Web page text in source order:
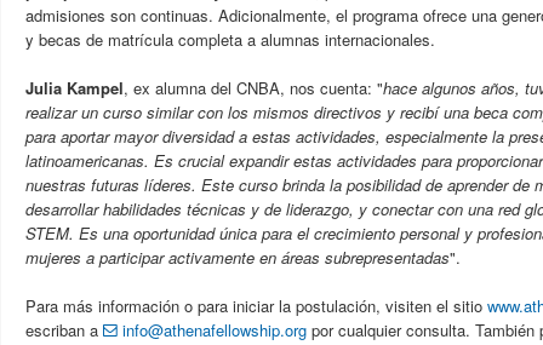
admisiones son continuas. Adicionalmente, el programa ofrece una
y becas de matrícula completa a alumnas internacionales.
Julia Kampel, ex alumna del CNBA, nos cuenta: "hace algunos años,
realizar un curso similar con los mismos directivos y recibí una beca
para aportar mayor diversidad a estas actividades, especialmente la
latinoamericanas. Es crucial expandir estas actividades para
nuestras futuras líderes. Este curso brinda la posibilidad de aprender de
desarrollar habilidades técnicas y de liderazgo, y conectar con una red
STEM. Es una oportunidad única para el crecimiento personal y
mujeres a participar activamente en áreas subrepresentadas".
Para más información o para iniciar la postulación, visiten el sitio
escriban a
info@athenafellowship.org por cualquier consulta. También